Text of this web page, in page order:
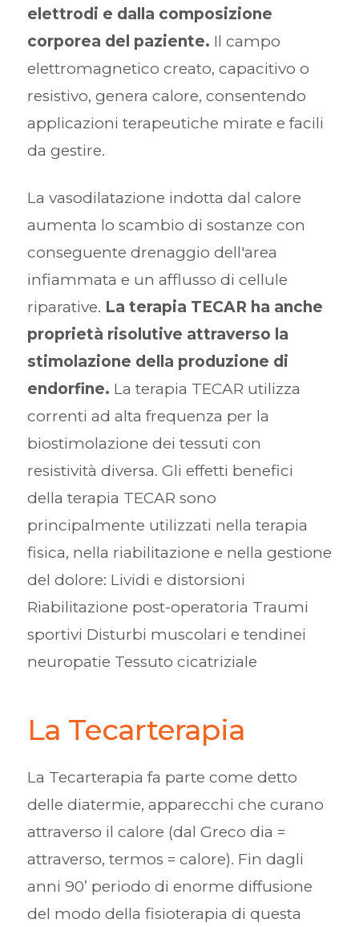
elettrodi e dalla composizione
corporea del paziente. Il campo
elettromagnetico creato, capacitivo o
resistivo, genera calore, consentendo
applicazioni terapeutiche mirate e facili
da gestire.
La vasodilatazione indotta dal calore
aumenta lo scambio di sostanze con
conseguente drenaggio dell'area
infiammata e un afflusso di cellule
riparative. La terapia TECAR ha anche
proprietà risolutive attraverso la
stimolazione della produzione di
endorfine. La terapia TECAR utilizza
correnti ad alta frequenza per la
biostimolazione dei tessuti con
resistività diversa. Gli effetti benefici
della terapia TECAR sono
principalmente utilizzati nella terapia
fisica, nella riabilitazione e nella gestione
del dolore: Lividi e distorsioni
Riabilitazione post-operatoria Traumi
sportivi Disturbi muscolari e tendinei
neuropatie Tessuto cicatriziale
La Tecarterapia
La Tecarterapia fa parte come detto
delle diatermie, apparecchi che curano
attraverso il calore (dal Greco dia =
attraverso, termos = calore). Fin dagli
anni 90’ periodo di enorme diffusione
del modo della fisioterapia di questa